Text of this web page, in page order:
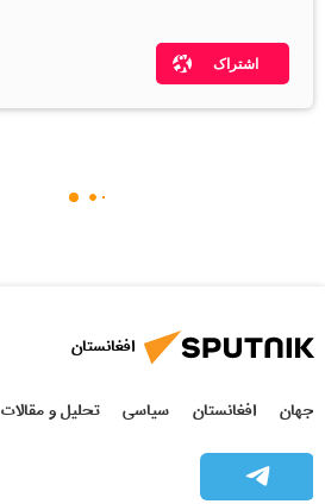
اشتراک
افغانستان
جهان افغانستان سیاسی تحلیل و مقالات